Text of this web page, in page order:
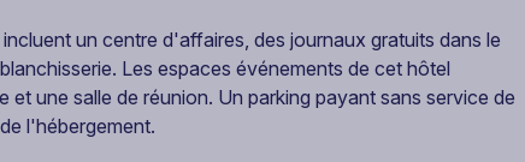
un centre d'affaires, des journaux gratuits dans le
Les espaces événements de cet hôtel
une salle de réunion. Un parking payant sans service de
l'hébergement.